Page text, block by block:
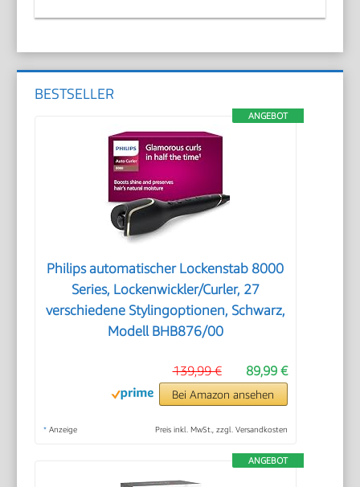
BESTSELLER
ANGEBOT
Philips automatischer Lockenstab 8000
Series, Lockenwickler/Curler, 27
verschiedene Stylingoptionen, Schwarz,
Modell BHB876/00
89,99 €
139,99 €
Bei Amazon ansehen
* Anzeige Preis inkl. MwSt., zzgl. Versandkosten
ANGEBOT